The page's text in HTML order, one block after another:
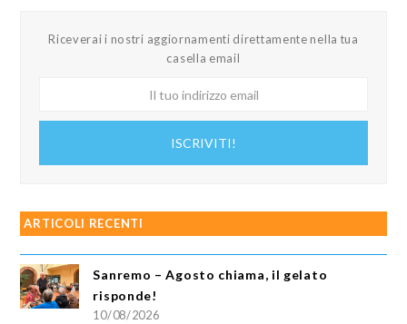
Riceverai i nostri aggiornamenti direttamente nella tua
casella email
ISCRIVITI!
ARTICOLI RECENTI
Sanremo – Agosto chiama, il gelato
risponde!
10/08/2026